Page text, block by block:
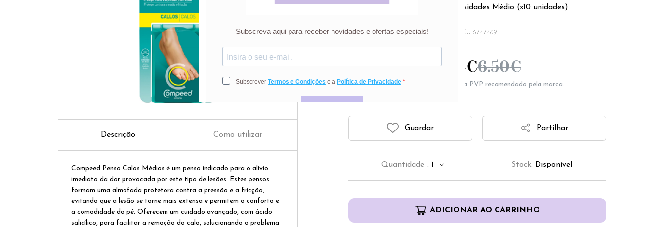
Descrição Como utilizar
Compeed Penso Calos Médios é um penso indicado para o alívio
imediato da dor provocada por este tipo de lesões. Estes pensos
formam uma almofada protetora contra a pressão e a fricção,
evitando que a lesão se torne mais extensa e permitem o conforto e
a comodidade do pé. Oferecem um cuidado avançado, com ácido
salicílico, para facilitar a remoção do calo, solucionando o problema
Compeed Penso Calosidades Médio (x10 unidades)
[SKU 6747469]
4.64€6.50€
Preço riscado representa PVP recomendado pela marca.
Guardar Partilhar
Quantidade : 1 Stock: Disponível
ADICIONAR AO CARRINHO